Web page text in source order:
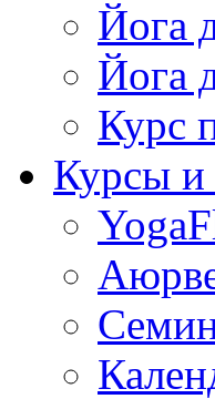
Йога
Йога
Курс
Курсы